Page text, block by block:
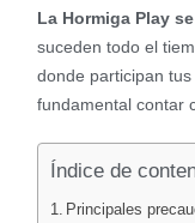
La Hormiga Play
suceden todo el
donde participan
fundamental contar
Índice de
Principales